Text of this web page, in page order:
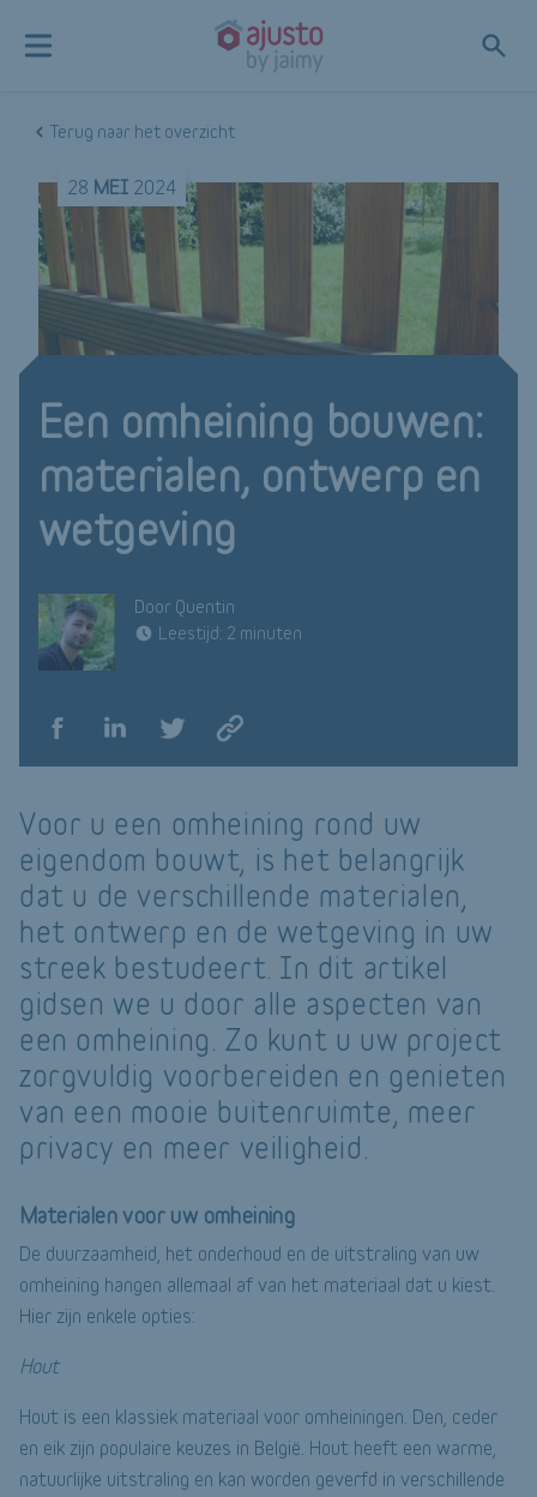
Terug naar het overzicht
28 MEI 2024
Een omheining bouwen:
materialen, ontwerp en
wetgeving
Door Quentin
Leestijd: 2 minuten
Voor u een omheining rond uw
eigendom bouwt, is het belangrijk
dat u de verschillende materialen,
het ontwerp en de wetgeving in uw
streek bestudeert. In dit artikel
gidsen we u door alle aspecten van
een omheining. Zo kunt u uw project
zorgvuldig voorbereiden en genieten
van een mooie buitenruimte, meer
privacy en meer veiligheid.
Materialen voor uw omheining
De duurzaamheid, het onderhoud en de uitstraling van uw
omheining hangen allemaal af van het materiaal dat u kiest.
Hier zijn enkele opties:
Hout
Hout is een klassiek materiaal voor omheiningen. Den, ceder
en eik zijn populaire keuzes in België. Hout heeft een warme,
natuurlijke uitstraling en kan worden geverfd in verschillende